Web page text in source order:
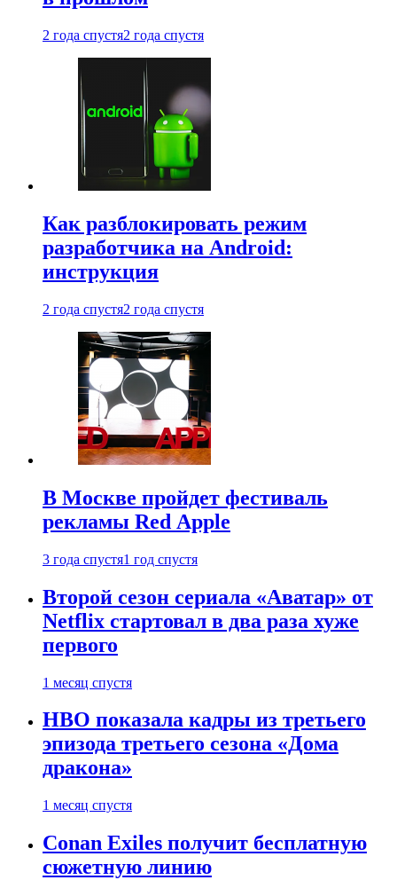
2 года спустя2 года спустя
Как разблокировать режим
разработчика на Android:
инструкция
2 года спустя2 года спустя
В Москве пройдет фестиваль
рекламы Red Apple
3 года спустя1 год спустя
Второй сезон сериала «Аватар» от
Netflix стартовал в два раза хуже
первого
1 месяц спустя
HBO показала кадры из третьего
эпизода третьего сезона «Дома
дракона»
1 месяц спустя
Conan Exiles получит бесплатную
сюжетную линию